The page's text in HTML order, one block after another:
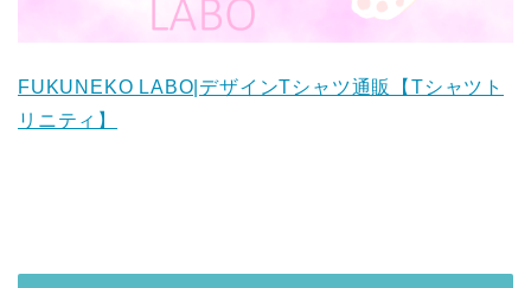
FUKUNEKO LABO|デザインTシャツ通販【Tシャツト
リニティ】